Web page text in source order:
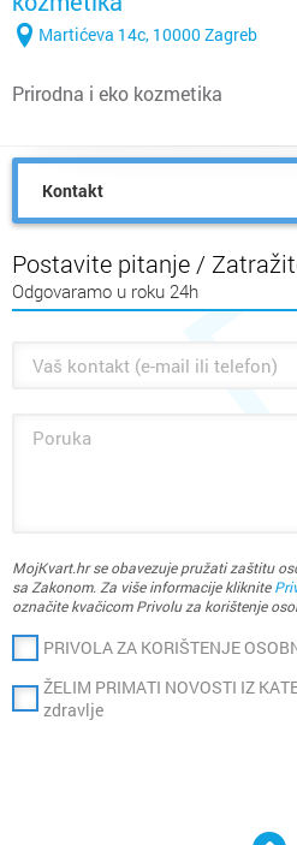
Martićeva 14c, 10000 Zagreb
Prirodna i eko kozmetika
Kontakt
Postavite pitanje /
Odgovaramo u roku 24h
MojKvart.hr se obavezuje pružati zaštitu
sa Zakonom. Za više informacije kliknite
označite kvačicom Privolu za korištenje
PRIVOLA ZA KORIŠTENJE
ŽELIM PRIMATI NOVOSTI IZ
zdravlje